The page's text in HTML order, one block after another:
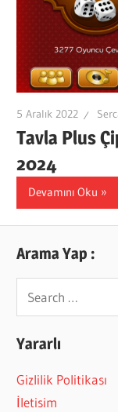
5 Aralık 2022
Tavla Plus
2024
Devamını Oku
Arama Yap :
Search
for:
Yararlı
Gizlilik Politikası
İletisim